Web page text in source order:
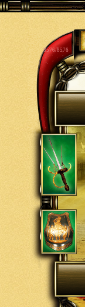
8576/8576